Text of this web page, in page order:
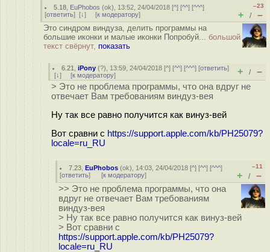
5.18 EuPhobos (ok), 13:52, 24/04/2018 [^] [^^] [^^^]
[ответить] [↓] [к модератору]
–23
+ / –
Это синдром виндуза, делить программы на
большие иконки и малые иконки Попробуй... большой
текст свёрнут, показать
6.21 ,iPony (?), 13:59, 24/04/2018 [^] [^^] [^^^] [ответить]
[↓] [к модератору] + / –
> Это не проблема программы, что она вдруг не
отвечает Вам требованиям виндуз-вея
Ну так все равно получится как винуз-вей
Вот сравни с https://support.apple.com/kb/PH25079?
locale=ru_RU
7.23 ,EuPhobos (ok), 14:03, 24/04/2018 [^] [^^] [^^^]
[ответить] [к модератору]
–11
+ / –
>> Это не проблема программы, что она
вдруг не отвечает Вам требованиям
виндуз-вея
> Ну так все равно получится как винуз-вей
> Вот сравни с
https://support.apple.com/kb/PH25079?
locale=ru_RU